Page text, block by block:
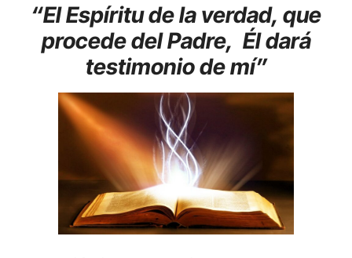
“El Espíritu de la verdad, que
procede del Padre, Él dará
testimonio de mí”